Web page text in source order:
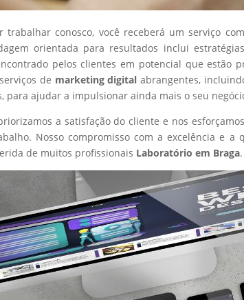
trabalhar conosco, você receberá um serviço
orientada para resultados inclui
pelos clientes em potencial que estão
de marketing digital abrangentes,
para ajudar a impulsionar ainda mais o seu
a satisfação do cliente e nos
Nosso compromisso com a excelência e
de muitos profissionais Laboratório em Braga.